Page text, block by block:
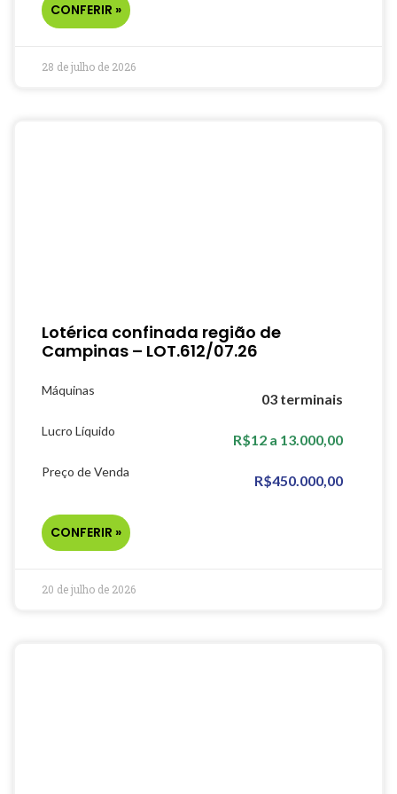
CONFERIR »
28 de julho de 2026
Lotérica confinada região de
Campinas – LOT.612/07.26
Máquinas
03 terminais
Lucro Líquido
R$12 a 13.000,00
Preço de Venda
R$450.000,00
CONFERIR »
20 de julho de 2026